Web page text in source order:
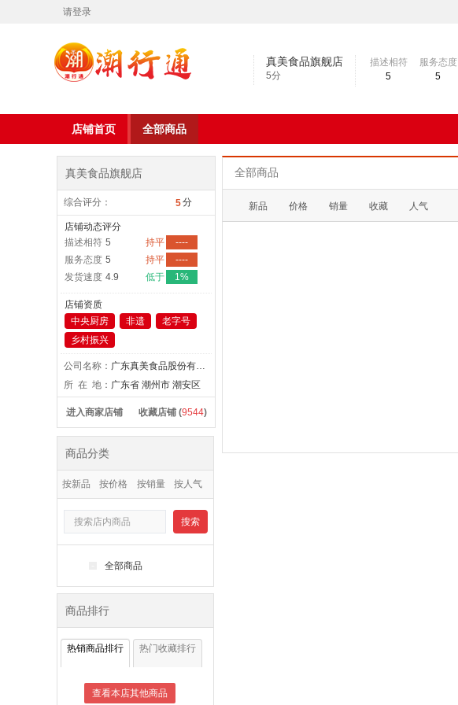
请登录
真美食品旗舰店
5分
描述相符
5
服务态度
5
店铺首页 全部商品
全部商品
新品 价格 销量 收藏 人气
真美食品旗舰店
综合评分： 5分
店铺动态评分
描述相符 5 持平
----
服务态度 5 持平
----
发货速度 4.9 低于 1%
店铺资质
中央厨房
非遗
老字号
乡村振兴
公司名称：
广东真美食品股份有限公司
所 在 地： 广东省 潮州市 潮安区
进入商家店铺 收藏店铺 (9544)
商品分类
按新品 按价格 按销量 按人气
搜索
全部商品
商品排行
热销商品排行 热门收藏排行
查看本店其他商品